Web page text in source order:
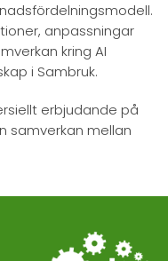
anpassningar
kring AI
i Sambruk.
erbjudande på
samverkan mellan